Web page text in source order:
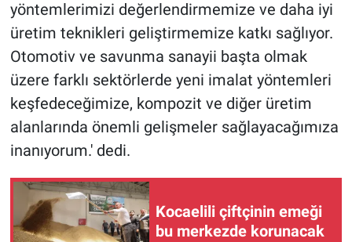
yöntemlerimizi değerlendirmemize ve daha iyi
üretim teknikleri geliştirmemize katkı sağlıyor.
Otomotiv ve savunma sanayii başta olmak
üzere farklı sektörlerde yeni imalat yöntemleri
keşfedeceğimize, kompozit ve diğer üretim
alanlarında önemli gelişmeler sağlayacağımıza
inanıyorum.' dedi.
Kocaelili çiftçinin emeği
bu merkezde korunacak